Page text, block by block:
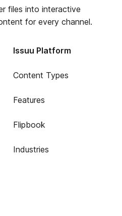
files into interactive
for every channel.
Issuu Platform
Content Types
Features
Flipbook
Industries